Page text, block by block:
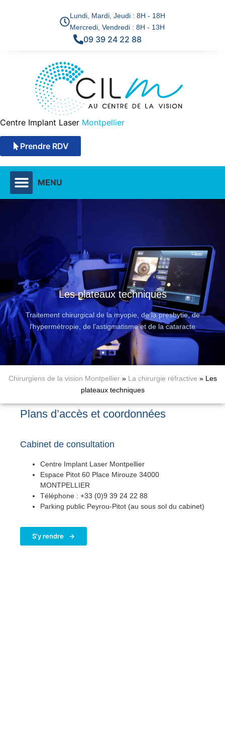
Lundi, Mardi, Jeudi : 8H - 18H
Mercredi, Vendredi : 8H - 13H
09 39 24 22 88
Centre Implant Laser Montpellier
Prendre RDV
MENU
Les plateaux techniques
Traitement chirurgical de la myopie, de la presbytie, de
l’hypermétropie, de l’astigmatisme et de la cataracte
Chirurgiens de la vision Montpellier» La chirurgie réfractive » Les
plateaux techniques
Plans d’accès et coordonnées
Cabinet de consultation
Centre Implant Laser Montpellier
Espace Pitot 60 Place Mirouze 34000
MONTPELLIER
Téléphone : +33 (0)9 39 24 22 88
Parking public Peyrou-Pitot (au sous sol du cabinet)
S'y rendre